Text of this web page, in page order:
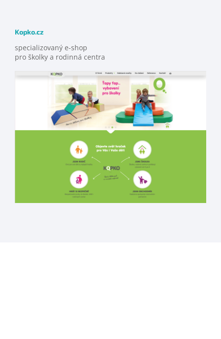
Kopko.cz
specializovaný e-shop
pro školky a rodinná centra